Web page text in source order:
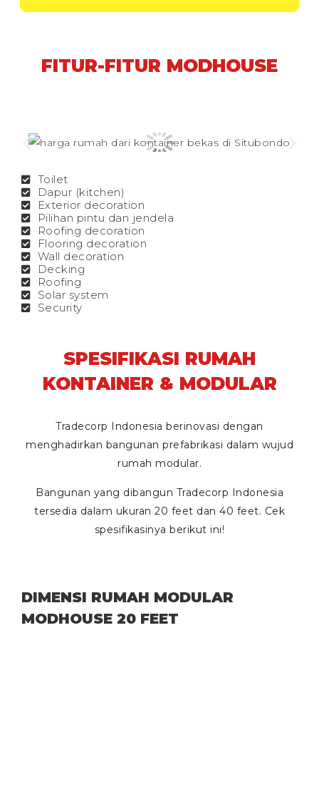
FITUR-FITUR MODHOUSE
Toilet
Dapur (kitchen)
Exterior decoration
Pilihan pintu dan jendela
Roofing decoration
Flooring decoration
Wall decoration
Decking
Roofing
Solar system
Security
SPESIFIKASI RUMAH
KONTAINER & MODULAR
Tradecorp Indonesia berinovasi dengan
menghadirkan bangunan prefabrikasi dalam wujud
rumah modular.
Bangunan yang dibangun Tradecorp Indonesia
tersedia dalam ukuran 20 feet dan 40 feet. Cek
spesifikasinya berikut ini!
DIMENSI RUMAH MODULAR
MODHOUSE 20 FEET